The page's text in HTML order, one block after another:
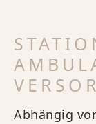
Abhängig